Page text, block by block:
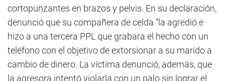
cortopunzantes en brazos y pelvis. En su declaración,
denunció que su compañera de celda “la agredió e
hizo a una tercera PPL que grabara el hecho con un
teléfono con el objetivo de extorsionar a su marido a
cambio de dinero. La víctima denunció, además, que
la agresora intentó violarla con un palo sin lograr el